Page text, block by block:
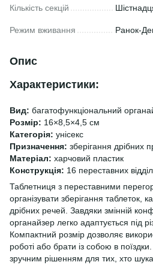
Кількість секцій
Режим вживання Ранок-
Опис
Характеристики:
Вид: багатофункціональний
Розмір: 16×8,5×4,5 см
Категорія: унісекс
Призначення: зберігання дрібних
Матеріал: харчовий пластик
Конструкція: 16 переставних
Таблетниця з переставними
організувати зберігання таблеток,
дрібних речей. Завдяки змінній
органайзер легко адаптується під
Компактний розмір дозволяє
роботі або брати із собою в
зручним рішенням для тих, хто